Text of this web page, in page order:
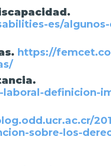
es/
https://
definicion-
sobre-los-